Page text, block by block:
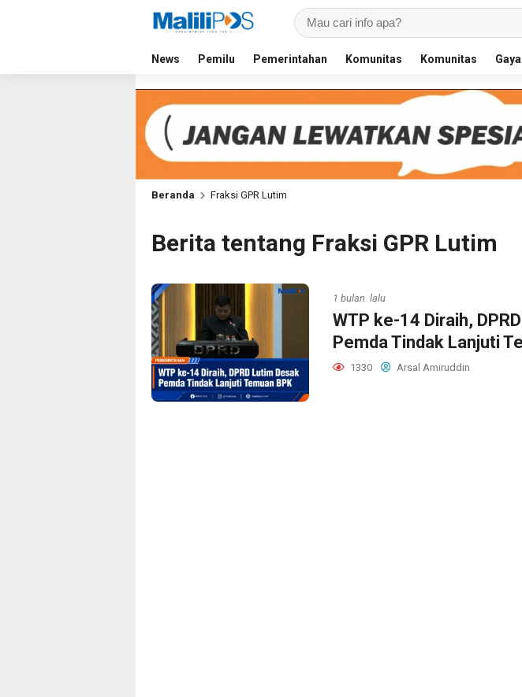
News Pemilu Pemerintahan Komunitas Komunitas
Beranda Fraksi GPR Lutim
Berita tentang Fraksi GPR Lutim
1 bulan lalu
WTP ke-14 Diraih,
Pemda Tindak Lanjuti
1330 Arsal Amiruddin